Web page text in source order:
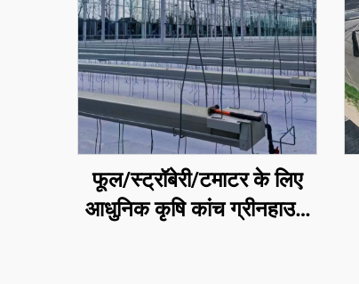
फूल/स्ट्रॉबेरी/टमाटर के लिए
आधुनिक कृषि कांच ग्रीनहाउस